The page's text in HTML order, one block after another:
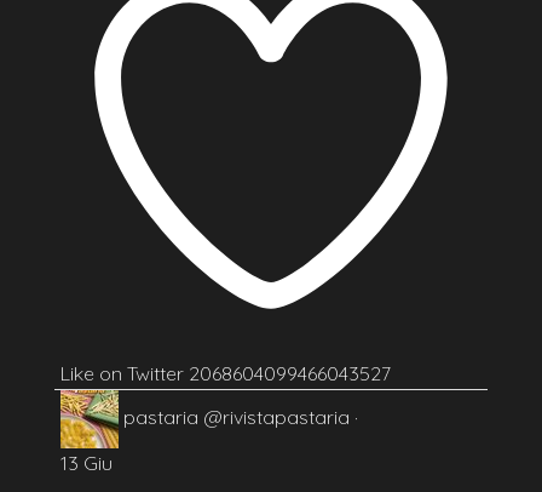
Like on Twitter 2068604099466043527
pastaria @rivistapastaria ·
13 Giu